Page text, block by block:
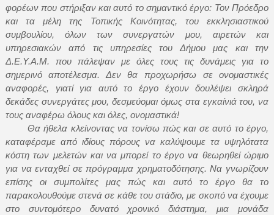
φορέων που στήριξαν και αυτό το σημαντικό έργο: Τον Πρόεδρο
και τα μέλη της Τοπικής Κοινότητας, του εκκλησιαστικού
συμβουλίου, όλων των συνεργατών μου, αιρετών και
υπηρεσιακών από τις υπηρεσίες του Δήμου μας και την
Δ.Ε.Υ.Α.Μ. που πάλεψαν με όλες τους τις δυνάμεις για το
σημερινό αποτέλεσμα. Δεν θα προχωρήσω σε ονομαστικές
αναφορές, γιατί για αυτό το έργο έχουν δουλέψει σκληρά
δεκάδες συνεργάτες μου, δεσμεύομαι όμως στα εγκαίνιά του, να
τους αναφέρω όλους και όλες, ονομαστικά!
Θα ήθελα κλείνοντας να τονίσω πώς και σε αυτό το έργο,
καταφέραμε από ιδίους πόρους να καλύψουμε τα υψηλότατα
κόστη των μελετών και να μπορεί το έργο να θεωρηθεί ώριμο
για να ενταχθεί σε πρόγραμμα χρηματοδότησης. Να γνωρίζουν
επίσης οι συμπολίτες μας πώς και αυτό το έργο θα το
παρακολουθούμε στενά σε κάθε του στάδιο, με σκοπό να έχουμε
στο συντομότερο δυνατό χρονικό διάστημα, μια μονάδα